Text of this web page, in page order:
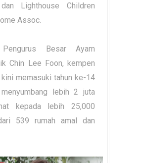
Lighthouse Children
Assoc.
Besar Ayam
Chin Lee Foon, kempen
kini memasuki tahun ke-14
lebih 2 juta
kepada lebih 25,000
539 rumah amal dan